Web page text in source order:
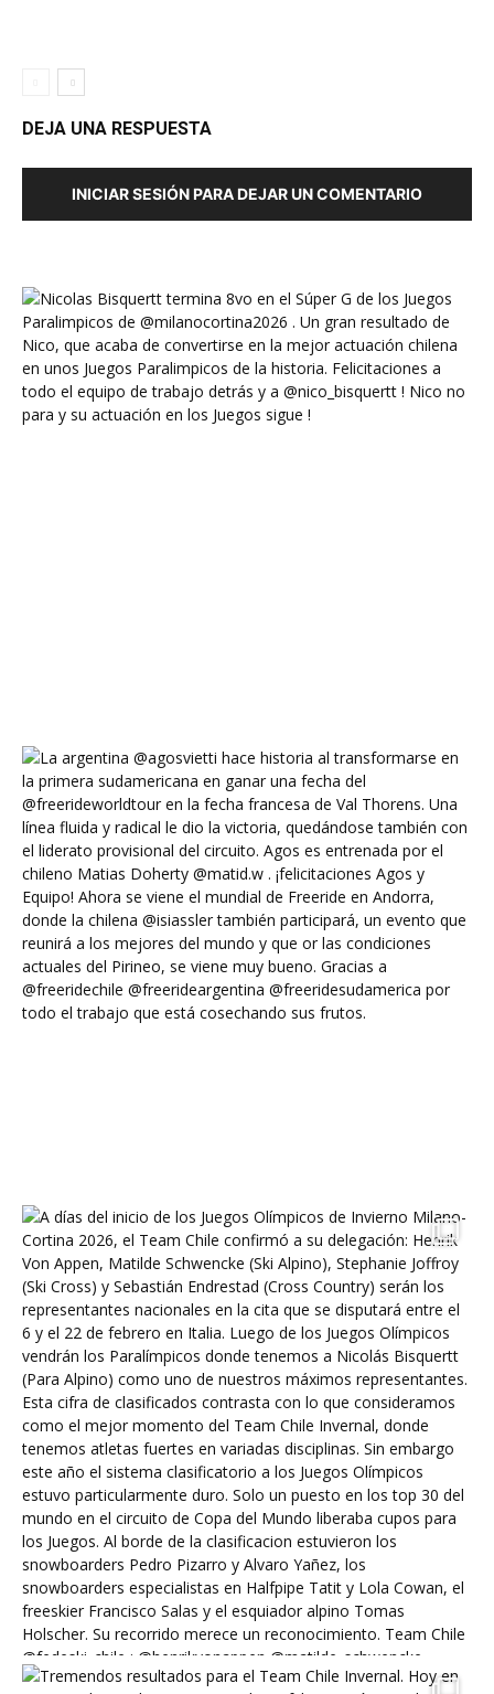
DEJA UNA RESPUESTA
INICIAR SESIÓN PARA DEJAR UN COMENTARIO